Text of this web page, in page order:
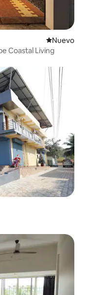
Nuevo
Nuevo
Coastal Living